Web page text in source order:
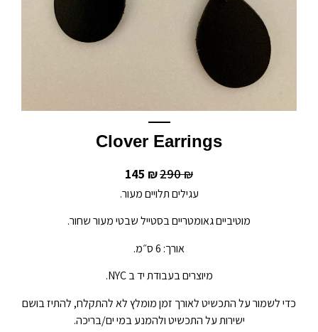
Clover Earrings
290₪
145 ₪
עגילים תלויים מעור.
מוטיביים גאומטריים בסטייל שבטי מעור שחור.
אורך: 6 ס״מ.
מיוצרים בעבודת יד ב NYC.
כדי לשמור על התכשיט לאורך זמן מומלץ לא להתקלח, להתיז בושם
ישירות על התכשיט ולהמנע במי ים/בריכה.